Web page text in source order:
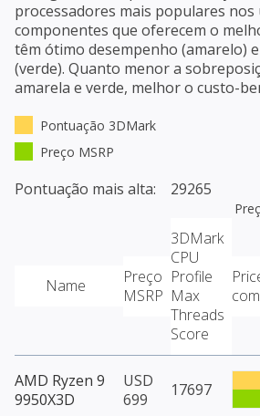
processadores mais populares nos
componentes que oferecem o
têm ótimo desempenho (amarelo)
(verde). Quanto menor a
amarela e verde, melhor o custo-
Pontuação 3DMark
Preço MSRP
Pontuação mais alta: 29265
Name
Preço
MSRP
3DMark
CPU
Profile
Max
Threads
Score
AMD Ryzen 9
9950X3D
USD
699
17697